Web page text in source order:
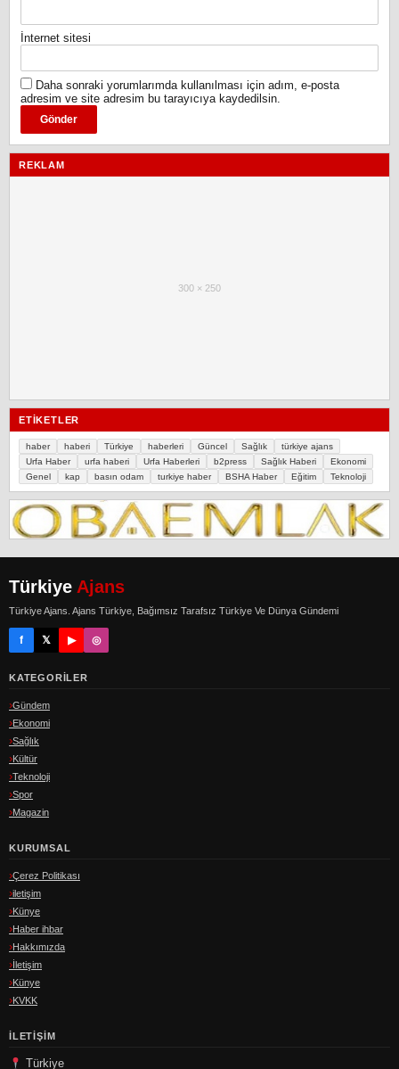
İnternet sitesi
Daha sonraki yorumlarımda kullanılması için adım, e-posta
adresim ve site adresim bu tarayıcıya kaydedilsin.
REKLAM
300 × 250
ETIKETLER
haber haberi Türkiye haberleri Güncel Sağlık
türkiye ajans
Urfa Haber
urfa haberi Urfa Haberleri b2press Sağlık Haberi
Ekonomi
Genel
kap basın odam turkiye haber BSHA Haber Eğitim Teknoloji
Türkiye Ajans
Türkiye Ajans. Ajans Türkiye, Bağımsız Tarafsız Türkiye Ve Dünya Gündemi
f 𝕏 ▶ ◎
KATEGORILER
Gündem
Ekonomi
Sağlık
Kültür
Teknoloji
Spor
Magazin
KURUMSAL
Çerez Politikası
iletişim
Künye
Haber ihbar
Hakkımızda
İletişim
Künye
KVKK
İLETIŞIM
Türkiye